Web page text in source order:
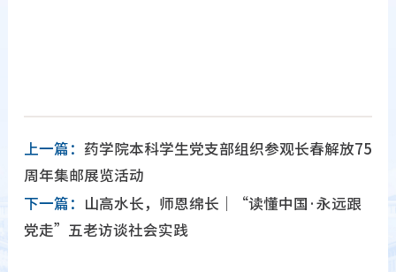
上一篇： 药学院本科学生党支部组织参观长春解放75
周年集邮展览活动
下一篇：
山高水长，师恩绵长｜“读懂中国·永远跟
党走”五老访谈社会实践